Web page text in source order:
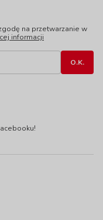
na przetwarzanie w
informacji